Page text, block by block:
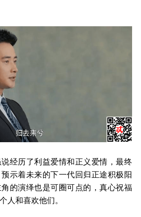
说经历了利益爱情和正义爱情，最终
示着未来的下一代回归正途积极阳
的演绎也是可圈可点的，真心祝福
人和喜欢他们。